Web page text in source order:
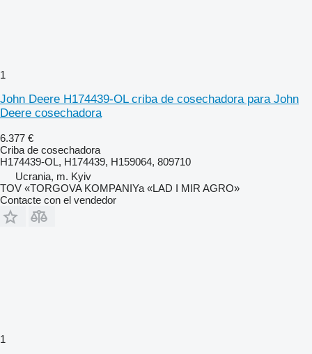
1
John Deere H174439-OL criba de cosechadora para John
Deere cosechadora
6.377 €
Criba de cosechadora
H174439-OL, H174439, H159064, 809710
Ucrania, m. Kyiv
TOV «TORGOVA KOMPANIYa «LAD I MIR AGRO»
Contacte con el vendedor
1